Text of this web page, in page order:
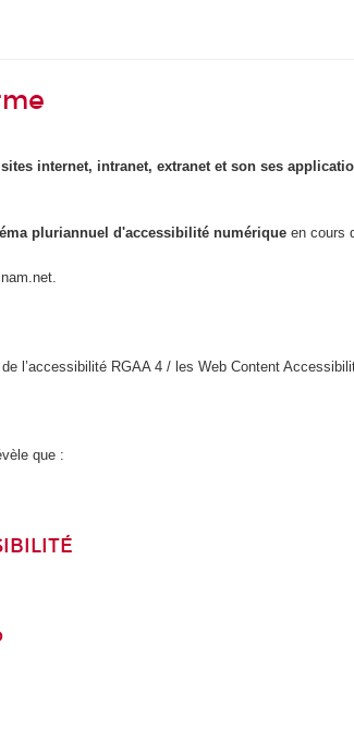
sites internet, intranet, extranet et son ses
pluriannuel d'accessibilité numérique en cours
l’accessibilité RGAA 4 / les Web Content
que :